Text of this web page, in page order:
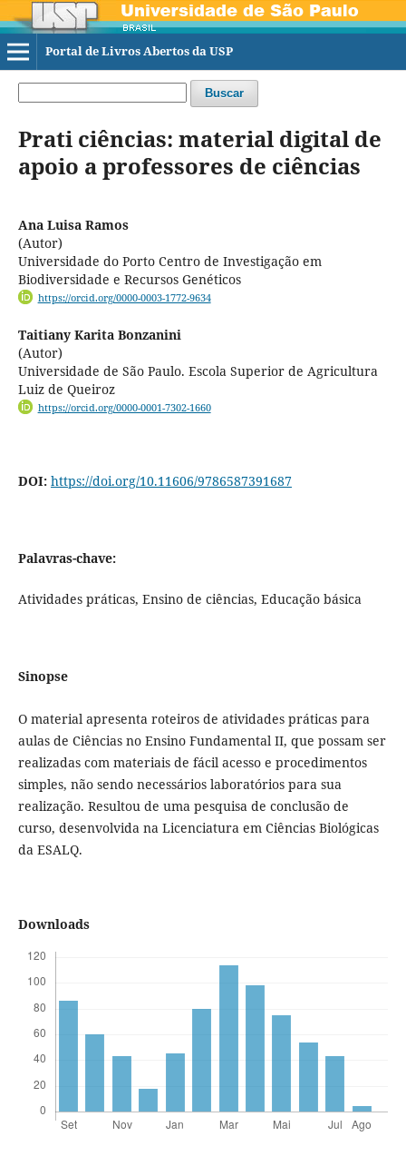
Portal de Livros Abertos da USP
Buscar
Prati ciências: material digital de
apoio a professores de ciências
Ana Luisa Ramos
(Autor)
Universidade do Porto Centro de Investigação em
Biodiversidade e Recursos Genéticos
https://orcid.org/0000-0003-1772-9634
Taitiany Karita Bonzanini
(Autor)
Universidade de São Paulo. Escola Superior de Agricultura
Luiz de Queiroz
https://orcid.org/0000-0001-7302-1660
DOI: https://doi.org/10.11606/9786587391687
Palavras-chave:
Atividades práticas, Ensino de ciências, Educação básica
Sinopse
O material apresenta roteiros de atividades práticas para
aulas de Ciências no Ensino Fundamental II, que possam ser
realizadas com materiais de fácil acesso e procedimentos
simples, não sendo necessários laboratórios para sua
realização. Resultou de uma pesquisa de conclusão de
curso, desenvolvida na Licenciatura em Ciências Biológicas
da ESALQ.
Downloads